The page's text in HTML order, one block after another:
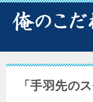
「手羽先の